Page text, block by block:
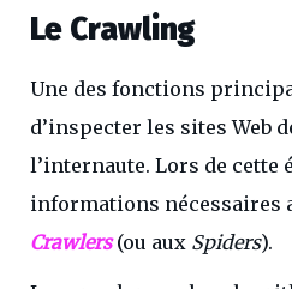
Le Crawling
Une des fonctions
d’inspecter les sites Web
l’internaute. Lors de cette
informations nécessaires
Crawlers(ou aux Spiders).